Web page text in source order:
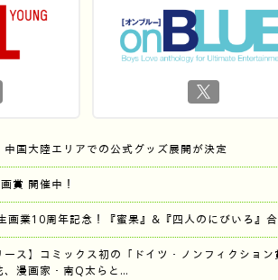
中国大陸エリアでの公式グッズ展開が決定
賞 開催中！
業10周年記念！『蜜果』&『四人のにびいろ』
ース】コミックス初の「ドイツ・ノンフィクショ
、漫画家・南Q太らと…